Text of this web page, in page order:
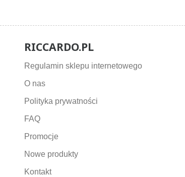
RICCARDO.PL
Regulamin sklepu internetowego
O nas
Polityka prywatności
FAQ
Promocje
Nowe produkty
Kontakt